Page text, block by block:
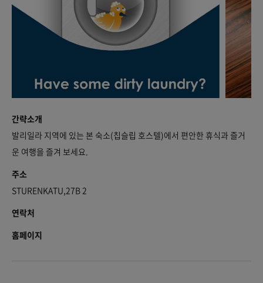
간략소개
발리일라 지역에 있는 본 숙소(칩슬립 호스텔)에서 편안한 휴식과 즐거
운 여행을 즐겨 보세요.
주소
STURENKATU,27B 2
연락처
홈페이지